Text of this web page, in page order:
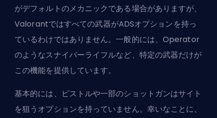
がデフォルトのメカニックである場合がありますが、
Valorantではすべての武器がADSオプションを持っ
ているわけではありません。一般的には、Operator
のようなスナイパーライフルなど、特定の武器だけが
この機能を提供しています。
基本的には、ピストルや一部のショットガンはサイト
を狙うオプションを持っていません。幸いなことに、